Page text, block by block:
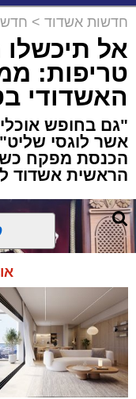
חדשות אשדוד >
אל
טריפות:
האשדודי
"גם בחופש
אשר לוגסי
הכנסת מפקח
הראשית אשדוד